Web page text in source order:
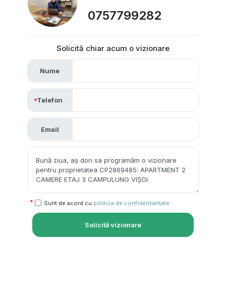
0757799282
Solicită chiar acum o vizionare
Nume
Telefon
Email
Sunt de acord cu politica de confidențialitate
Solicită vizionare